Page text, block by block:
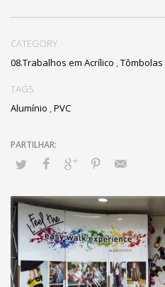
CATEGORY
08.Trabalhos em Acrílico ,Tômbolas
TAGS
Alumínio ,PVC